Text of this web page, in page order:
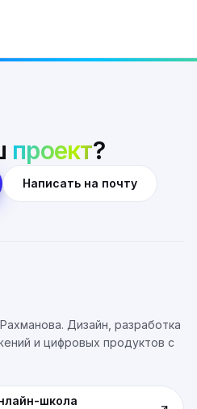
проект?
Написать на почту
Дизайн, разработка
и цифровых продуктов с
школа